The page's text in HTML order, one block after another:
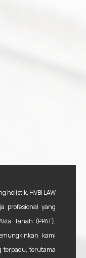
holistik, HVBI LAW
profesional yang
Tanah (PPAT),
kami
terpadu, terutama